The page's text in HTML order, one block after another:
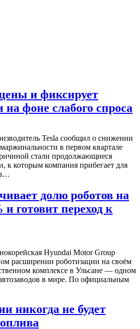
и фиксирует
фоне слабого спроса
Tesla сообщил о снижении
в первом квартале
стали продолжающиеся
к которым компания прибегает для
долю роботов на
и готовит переход к
Hyundai Motor Group
расширении роботизации на своём
комплексе в Ульсане — одном
в мире. По официальным
никогда не будет